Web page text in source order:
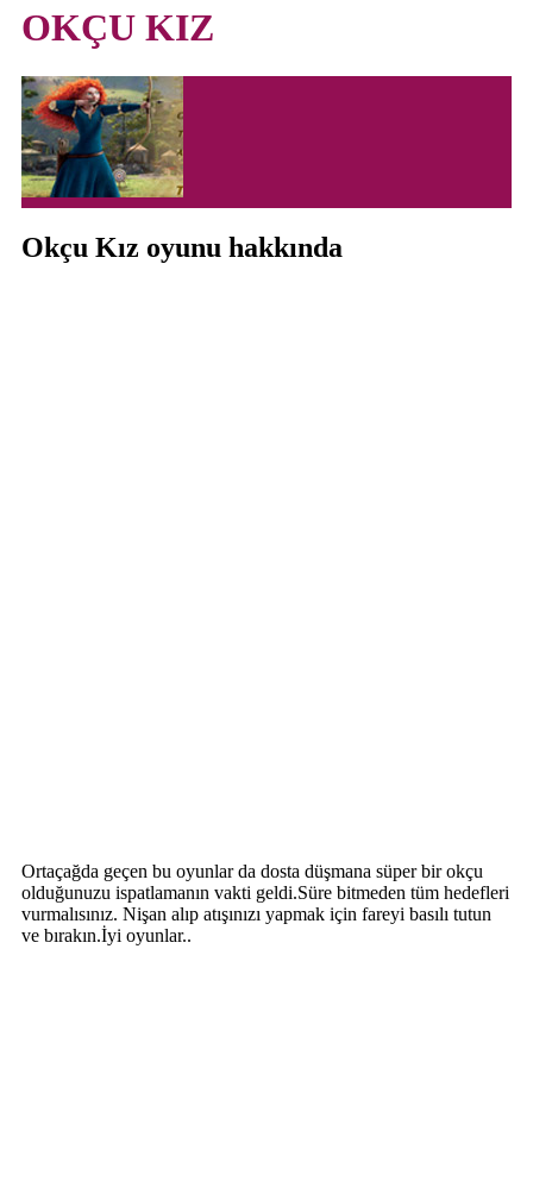
OKÇU KIZ
Okçu Kız oyunu hakkında
Ortaçağda geçen bu oyunlar da dosta düşmana süper bir okçu
olduğunuzu ispatlamanın vakti geldi.Süre bitmeden tüm hedefleri
vurmalısınız. Nişan alıp atışınızı yapmak için fareyi basılı tutun
ve bırakın.İyi oyunlar..